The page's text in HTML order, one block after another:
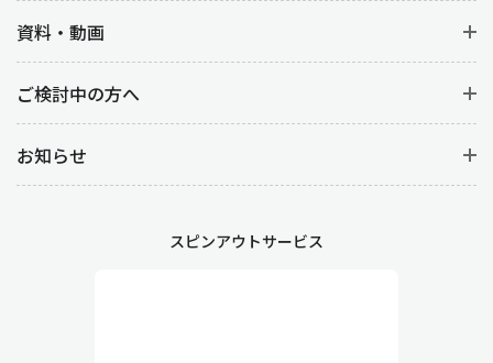
資料・動画
ご検討中の方へ
お知らせ
スピンアウトサービス